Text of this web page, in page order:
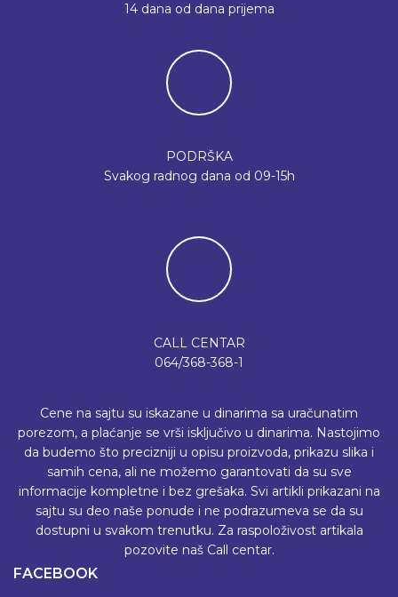
14 dana od dana prijema
PODRŠKA
Svakog radnog dana od 09-15h
CALL CENTAR
064/368-368-1
Cene na sajtu su iskazane u dinarima sa uračunatim
porezom, a plaćanje se vrši isključivo u dinarima. Nastojimo
da budemo što precizniji u opisu proizvoda, prikazu slika i
samih cena, ali ne možemo garantovati da su sve
informacije kompletne i bez grešaka. Svi artikli prikazani na
sajtu su deo naše ponude i ne podrazumeva se da su
dostupni u svakom trenutku. Za raspoloživost artikala
pozovite naš Call centar.
FACEBOOK